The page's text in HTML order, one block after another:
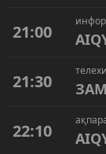
21:00
21:30
22:10